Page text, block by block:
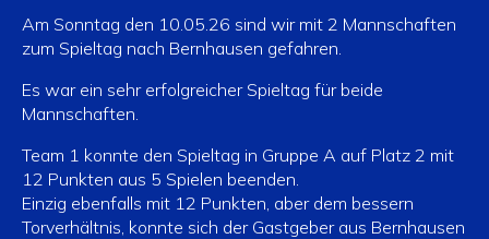
Am Sonntag den 10.05.26 sind wir mit 2 Mannschaften
zum Spieltag nach Bernhausen gefahren.
Es war ein sehr erfolgreicher Spieltag für beide
Mannschaften.
Team 1 konnte den Spieltag in Gruppe A auf Platz 2 mit
12 Punkten aus 5 Spielen beenden.
Einzig ebenfalls mit 12 Punkten, aber dem bessern
Torverhältnis, konnte sich der Gastgeber aus Bernhausen